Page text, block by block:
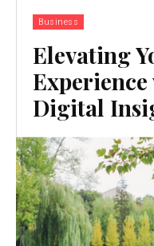
Business
Elevating
Digital